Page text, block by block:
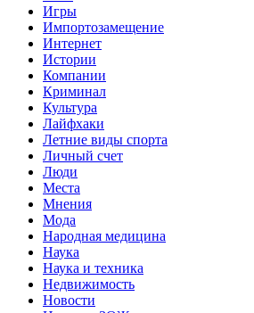
Игры
Импортозамещение
Интернет
Истории
Компании
Криминал
Культура
Лайфхаки
Летние виды спорта
Личный счет
Люди
Места
Мнения
Мода
Народная медицина
Наука
Наука и техника
Недвижимость
Новости